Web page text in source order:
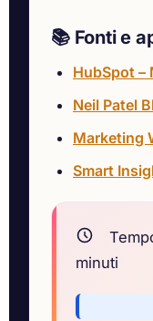
📚 Fonti e
HubSpot –
Neil Patel
Marketing
Smart
minuti